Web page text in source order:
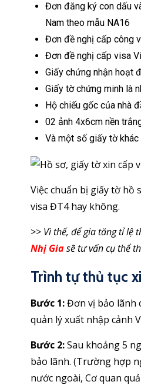
Đơn đăng ký con dấu
Nam theo mẫu NA16
Đơn đề nghị cấp công
Đơn đề nghị cấp visa
Giấy chứng nhận hoạt
Giấy tờ chứng minh là
Hộ chiếu gốc của nhà
02 ảnh 4x6cm nền
Và một số giấy tờ
Việc chuẩn bị giấy tờ hồ
visa ĐT4 hay không.
>> Vì thế, để gia tăng tỉ lệ
Nhị Giasẽ tư vấn cụ thể
Trình tự thủ tục
Bước 1:Đơn vị bảo lãnh
quản lý xuất nhập cảnh
Bước 2:Sau khoảng 5
bảo lãnh. (Trường hợp
nước ngoài, Cơ quan